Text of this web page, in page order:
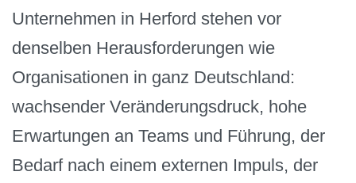
Unternehmen in Herford stehen vor
denselben Herausforderungen wie
Organisationen in ganz Deutschland:
wachsender Veränderungsdruck, hohe
Erwartungen an Teams und Führung, der
Bedarf nach einem externen Impuls, der